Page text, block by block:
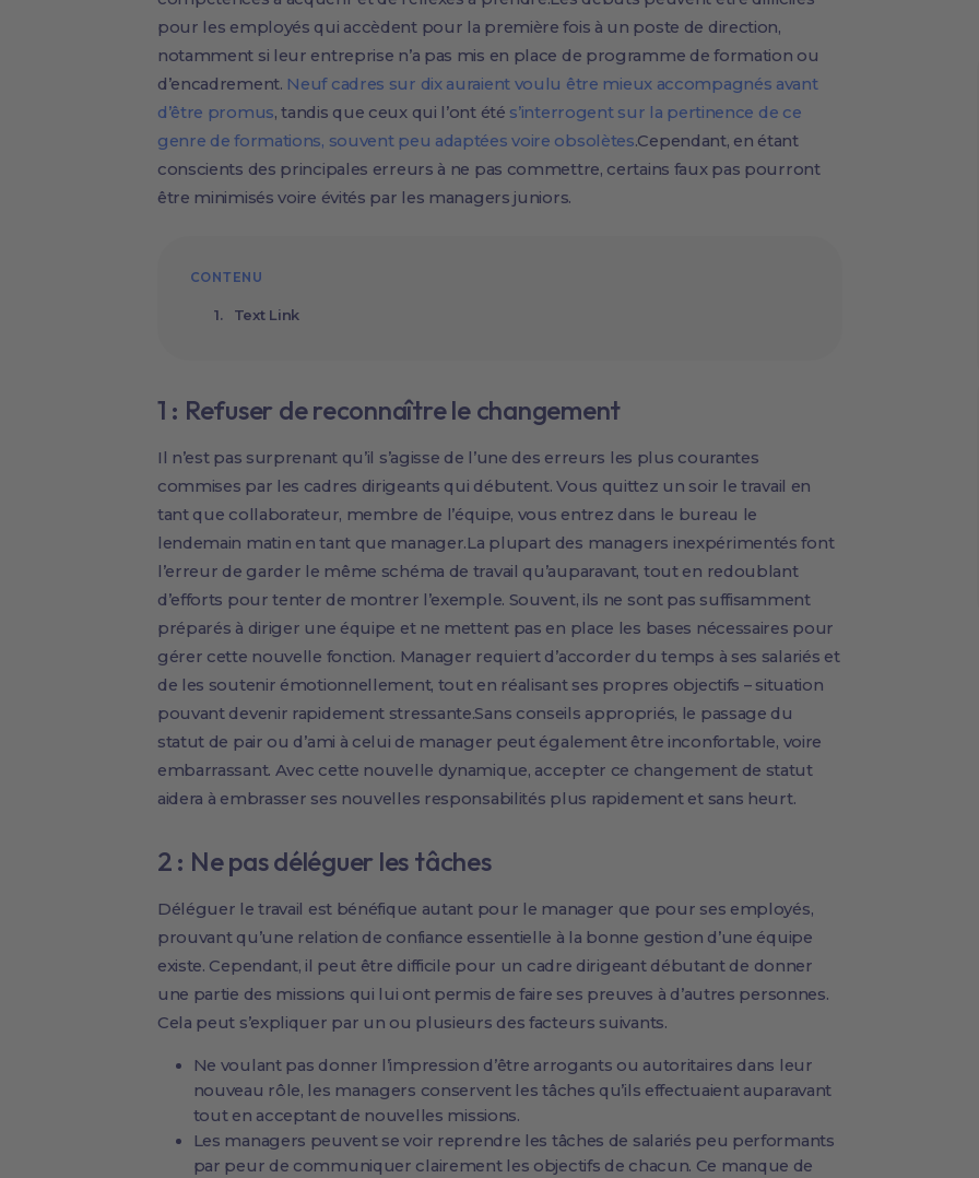
pour les employés qui accèdent pour la première fois à un poste de direction,
notamment si leur entreprise n’a pas mis en place de programme de formation ou
d’encadrement. Neuf cadres sur dix auraient voulu être mieux accompagnés avant
d’être promus, tandis que ceux qui l’ont été s’interrogent sur la pertinence de ce
genre de formations, souvent peu adaptées voire obsolètes.Cependant, en étant
conscients des principales erreurs à ne pas commettre, certains faux pas pourront
être minimisés voire évités par les managers juniors.
CONTENU
Text Link
1 : Refuser de reconnaître le changement
Il n’est pas surprenant qu’il s’agisse de l’une des erreurs les plus courantes
commises par les cadres dirigeants qui débutent. Vous quittez un soir le travail en
tant que collaborateur, membre de l’équipe, vous entrez dans le bureau le
lendemain matin en tant que manager.La plupart des managers inexpérimentés font
l’erreur de garder le même schéma de travail qu’auparavant, tout en redoublant
d’efforts pour tenter de montrer l’exemple. Souvent, ils ne sont pas suffisamment
préparés à diriger une équipe et ne mettent pas en place les bases nécessaires pour
gérer cette nouvelle fonction. Manager requiert d’accorder du temps à ses salariés et
de les soutenir émotionnellement, tout en réalisant ses propres objectifs – situation
pouvant devenir rapidement stressante.Sans conseils appropriés, le passage du
statut de pair ou d’ami à celui de manager peut également être inconfortable, voire
embarrassant. Avec cette nouvelle dynamique, accepter ce changement de statut
aidera à embrasser ses nouvelles responsabilités plus rapidement et sans heurt.
2 : Ne pas déléguer les tâches
Déléguer le travail est bénéfique autant pour le manager que pour ses employés,
prouvant qu’une relation de confiance essentielle à la bonne gestion d’une équipe
existe. Cependant, il peut être difficile pour un cadre dirigeant débutant de donner
une partie des missions qui lui ont permis de faire ses preuves à d’autres personnes.
Cela peut s’expliquer par un ou plusieurs des facteurs suivants.
Ne voulant pas donner l’impression d’être arrogants ou autoritaires dans leur
nouveau rôle, les managers conservent les tâches qu’ils effectuaient auparavant
tout en acceptant de nouvelles missions.
Les managers peuvent se voir reprendre les tâches de salariés peu performants
par peur de communiquer clairement les objectifs de chacun. Ce manque de